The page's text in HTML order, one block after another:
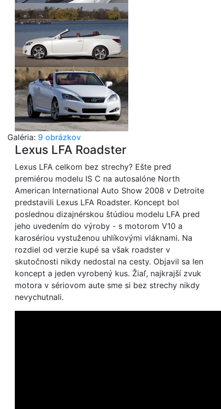
Galéria: 9 obrázkov
Lexus LFA Roadster
Lexus LFA celkom bez strechy? Ešte pred
premiérou modelu IS C na autosalóne North
American International Auto Show 2008 v Detroite
predstavili Lexus LFA Roadster. Koncept bol
poslednou dizajnérskou štúdiou modelu LFA pred
jeho uvedením do výroby - s motorom V10 a
karosériou vystuženou uhlíkovými vláknami. Na
rozdiel od verzie kupé sa však roadster v
skutočnosti nikdy nedostal na cesty. Objavil sa len
koncept a jeden vyrobený kus. Žiaľ, najkrajší zvuk
motora v sériovom aute sme si bez strechy nikdy
nevychutnali.